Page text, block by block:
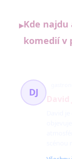
▸Kde
komedií v
DJ